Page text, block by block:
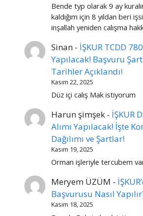
Bende typ olarak 9 ay
kaldığım için 8 yıldan beri
inşallah yeniden calışma
Sinan - İŞKUR TCDD
Yapılacak! Başvuru
Tarihler Açıklandı!
Kasım 22, 2025
Düz içi calış Mak istiyorum
Harun şimşek - İŞKUR
Alımı Yapılacak! İşte
Dağılımı ve Şartlar!
Kasım 19, 2025
Orman işleriyle tercubem
Meryem ÜZÜM -
Başvurusu Nasıl
Kasım 18, 2025